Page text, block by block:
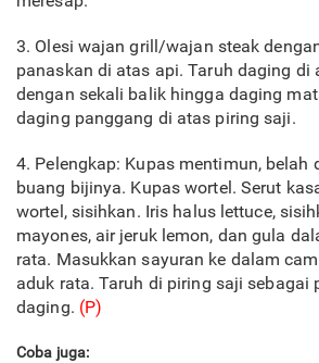
3. Olesi wajan grill/wajan steak
panaskan di atas api. Taruh daging di
dengan sekali balik hingga daging
daging panggang di atas piring saji.
4. Pelengkap: Kupas mentimun, belah
buang bijinya. Kupas wortel. Serut
wortel, sisihkan. Iris halus lettuce,
mayones, air jeruk lemon, dan gula
rata. Masukkan sayuran ke dalam
aduk rata. Taruh di piring saji sebagai
daging. (P)
Coba juga: